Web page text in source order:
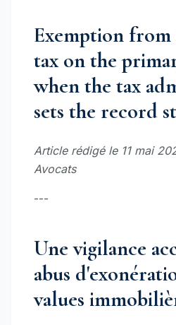
Exemption from
tax on the
when the tax
sets the record
Article rédigé le 11 mai
Avocats
---
Une vigilance
abus
values